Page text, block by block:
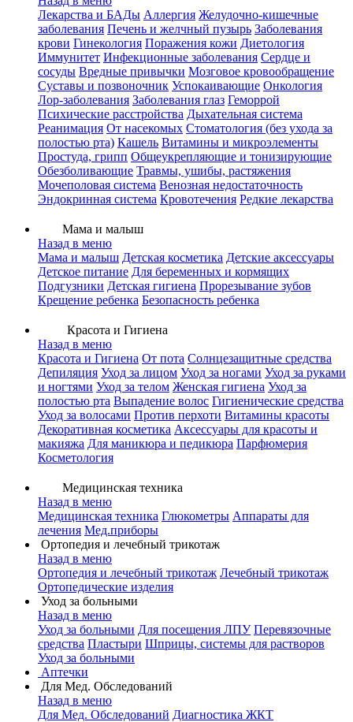
Лекарства и БАДы Аллергия Желудочно-кишечные
заболевания Печень и желчный пузырь Заболевания
крови Гинекология Поражения кожи Диетология
Иммунитет Инфекционные заболевания Сердце и
сосуды Вредные привычки Мозговое кровообращение
Суставы и позвоночник Успокаивающие Онкология
Лор-заболевания Заболевания глаз Геморрой
Психические расстройства Дыхательная система
Реанимация От насекомых Стоматология (без ухода за
полостью рта) Кашель Витамины и микроэлементы
Простуда, грипп Общеукрепляющие и тонизирующие
Обезболивающие Травмы, ушибы, растяжения
Мочеполовая система Венозная недостаточность
Эндокринная система Кровотечения Редкие лекарства
Мама и малыш
Назад в меню
Мама и малыш Детская косметика Детские аксессуары
Детское питание Для беременных и кормящих
Подгузники Детская гигиена Прорезывание зубов
Крещение ребенка Безопасность ребенка
Красота и Гигиена
Назад в меню
Красота и Гигиена От пота Солнцезащитные средства
Депиляция Уход за лицом Уход за ногами Уход за руками
и ногтями Уход за телом Женская гигиена Уход за
полостью рта Выпадение волос Гигиенические средства
Уход за волосами Против перхоти Витамины красоты
Декоративная косметика Аксессуары для красоты и
макияжа Для маникюра и педикюра Парфюмерия
Косметология
Медицинская техника
Назад в меню
Медицинская техника Глюкометры Аппараты для
лечения Мед.приборы
Ортопедия и лечебный трикотаж
Назад в меню
Ортопедия и лечебный трикотаж Лечебный трикотаж
Ортопедические изделия
Уход за больными
Назад в меню
Уход за больными Для посещения ЛПУ Перевязочные
средства Пластыри Шприцы, системы для растворов
Уход за больными
Аптечки
Для Мед. Обследований
Назад в меню
Для Мед. Обследований Диагностика ЖКТ